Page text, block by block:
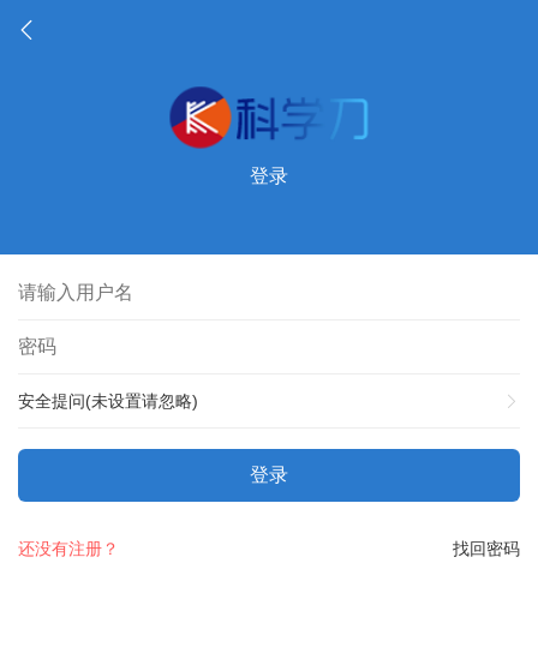
登录
安全提问(未设置请忽略)
登录
找回密码
还没有注册？